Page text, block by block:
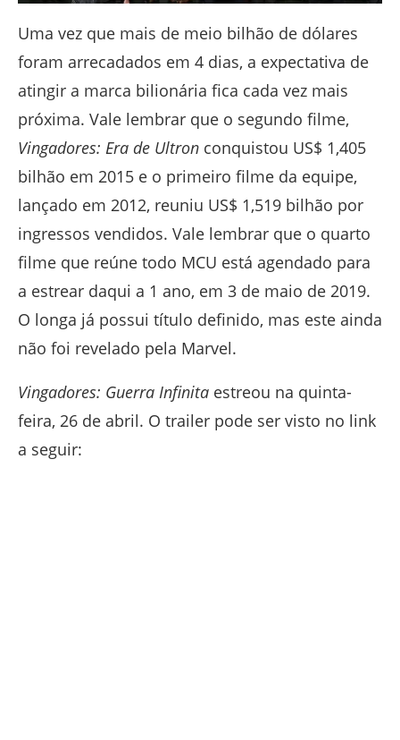
Uma vez que mais de meio bilhão de dólares
foram arrecadados em 4 dias, a expectativa de
atingir a marca bilionária fica cada vez mais
próxima. Vale lembrar que o segundo filme,
Vingadores: Era de Ultron conquistou US$ 1,405
bilhão em 2015 e o primeiro filme da equipe,
lançado em 2012, reuniu US$ 1,519 bilhão por
ingressos vendidos. Vale lembrar que o quarto
filme que reúne todo MCU está agendado para
a estrear daqui a 1 ano, em 3 de maio de 2019.
O longa já possui título definido, mas este ainda
não foi revelado pela Marvel.
Vingadores: Guerra Infinita estreou na quinta-
feira, 26 de abril. O trailer pode ser visto no link
a seguir: